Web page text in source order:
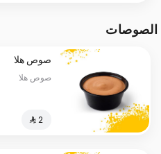
الصوصات
صوص هلا
صوص هلا
⁨⁦‪‬ 2⁩